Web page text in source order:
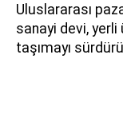
Uluslararası
sanayi devi,
taşımayı